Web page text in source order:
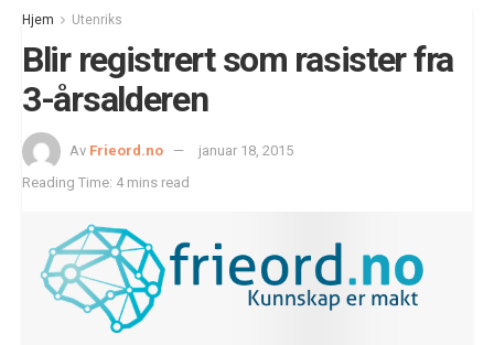
Hjem Utenriks
Blir registrert som rasister fra
3-årsalderen
Av Frieord.no
januar 18, 2015
Reading Time: 4 mins read